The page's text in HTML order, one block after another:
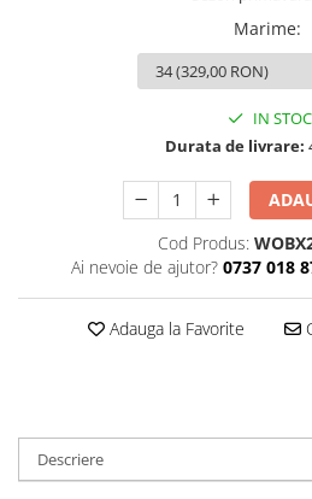
Marime:
IN STOC
Durata de livrare:
Cod Produs:
Ai nevoie de ajutor? 0737 018
Adauga la Favorite
Descriere